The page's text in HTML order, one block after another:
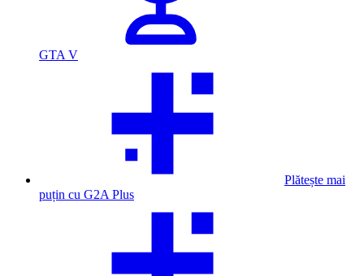
GTA V
Plătește mai
puțin cu G2A Plus